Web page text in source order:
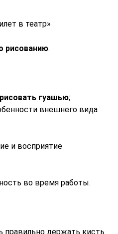
в театр»
рисованию.
рисовать гуашью;
внешнего вида
и восприятие
во время работы.
правильно держать кисть